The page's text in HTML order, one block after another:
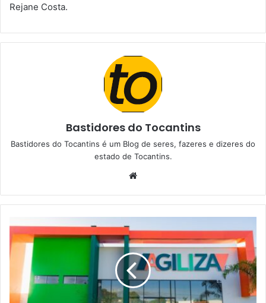
Rejane Costa.
Bastidores do Tocantins
Bastidores do Tocantins é um Blog de seres, fazeres e dizeres do
estado de Tocantins.
b
s
i
t
e